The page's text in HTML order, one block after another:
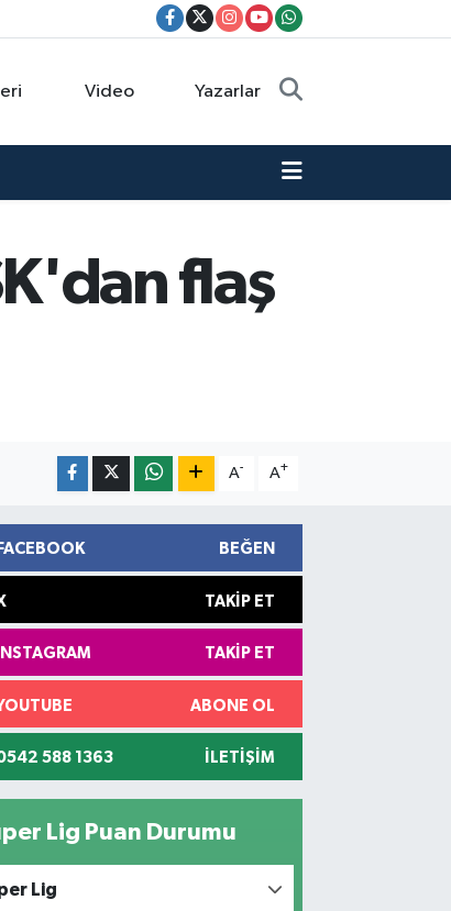
Video Yazarlar
flaş
A- A+
FACEBOOK BEĞEN
TAKIP ET
INSTAGRAM TAKIP ET
ABONE OL
588 1363 İLETIŞIM
Lig Puan Durumu
Lig